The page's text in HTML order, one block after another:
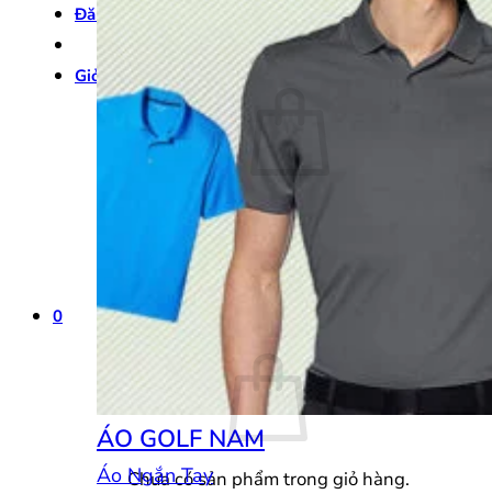
Đăng nhập
Giỏ hàng / 0₫ 0
Chưa có sản phẩm trong giỏ hàng.
Quay trở lại cửa hàng
0
Giỏ hàng
Chưa có sản phẩm trong giỏ hàng.
ÁO GOLF NAM
Áo Ngắn Tay